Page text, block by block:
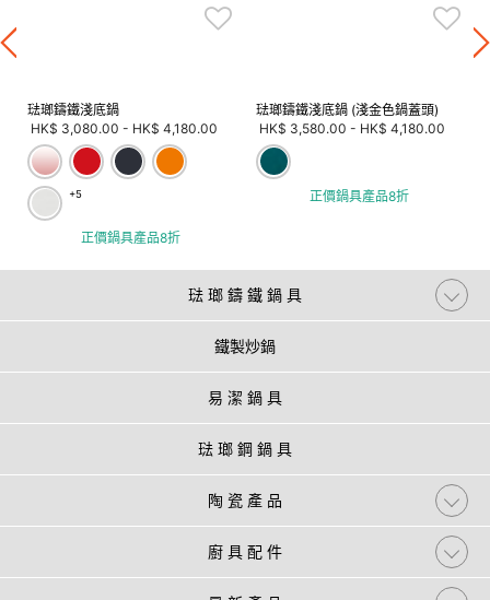
琺瑯鑄鐵淺底鍋
HK$ 3,080.00 - HK$ 4,180.00
+5
正價鍋具產品8折
琺瑯鑄鐵淺底鍋 (淺金色鍋蓋頭)
HK$ 3,580.00 - HK$ 4,180.00
正價鍋具產品8折
琺 瑯 鑄 鐵 鍋 具
鐵製炒鍋
易 潔 鍋 具
琺 瑯 鋼 鍋 具
陶 瓷 產 品
廚 具 配 件